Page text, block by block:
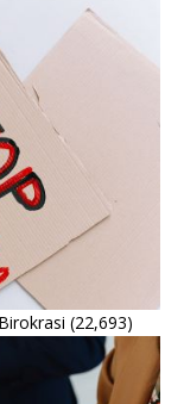
(22,693)